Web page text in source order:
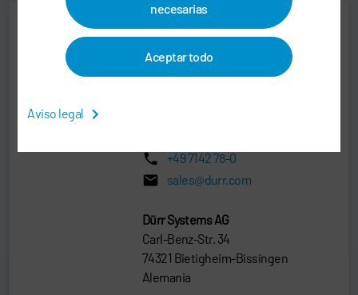
necesarias
Aceptar todo
Aviso legal
Senior Vice President
+49 7142 78-0
sales@durr.com
Dürr Systems AG
Carl-Benz-Str. 34
74321 Bietigheim-Bissingen
Alemania